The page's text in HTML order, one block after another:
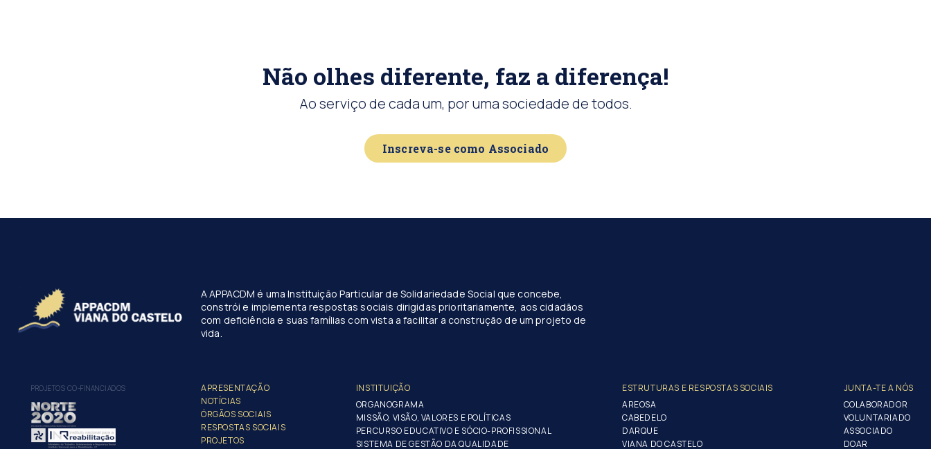
Não olhes diferente, faz a diferença!
Ao serviço de cada um, por uma sociedade de todos.
Inscreva-se como Associado
A APPACDM é uma Instituição Particular de Solidariedade Social que concebe,
constrói e implementa respostas sociais dirigidas prioritariamente, aos cidadãos
com deficiência e suas famílias com vista a facilitar a construção de um projeto de
vida.
PROJETOS CO-FINANCIADOS
APRESENTAÇÃO
NOTÍCIAS
ÓRGÃOS SOCIAIS
RESPOSTAS SOCIAIS
PROJETOS
INSTITUIÇÃO
ORGANOGRAMA
MISSÃO, VISÃO, VALORES E POLÍTICAS
PERCURSO EDUCATIVO E SÓCIO-PROFISSIONAL
SISTEMA DE GESTÃO DA QUALIDADE
ESTRUTURAS E RESPOSTAS SOCIAIS
AREOSA
CABEDELO
DARQUE
VIANA DO CASTELO
JUNTA-TE A NÓS
COLABORADOR
VOLUNTARIADO
ASSOCIADO
DOAR